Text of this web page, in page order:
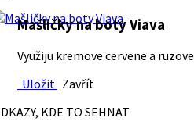
Mašličky na boty Viava
Využiju kremove cervene a ruzove
Uložit Zavřít
KDE TO SEHNAT